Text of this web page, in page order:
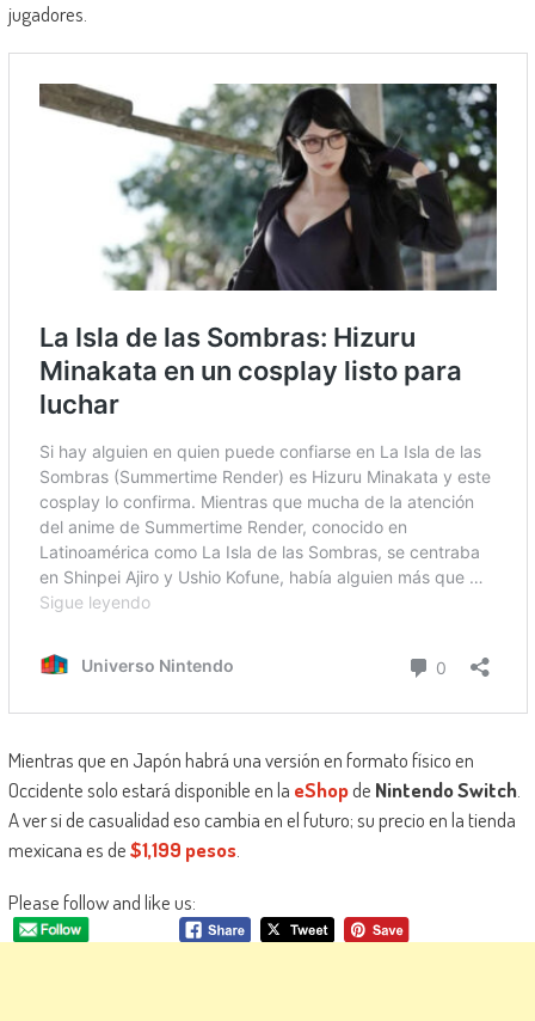
jugadores.
Mientras que en Japón habrá una versión en formato físico en
Occidente solo estará disponible en la eShopde Nintendo Switch.
A ver si de casualidad eso cambia en el futuro; su precio en la tienda
mexicana es de$1,199 pesos.
Please follow and like us: